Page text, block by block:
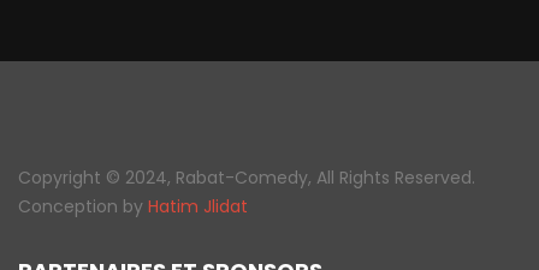
Copyright © 2024, Rabat-Comedy, All Rights Reserved.
Conception by Hatim Jlidat